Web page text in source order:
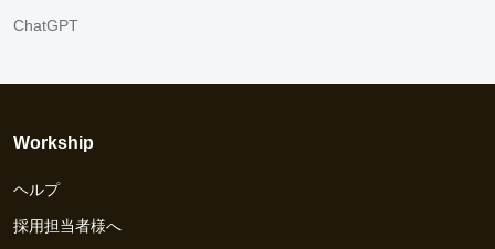
ChatGPT
Workship
ヘルプ
採用担当者様へ